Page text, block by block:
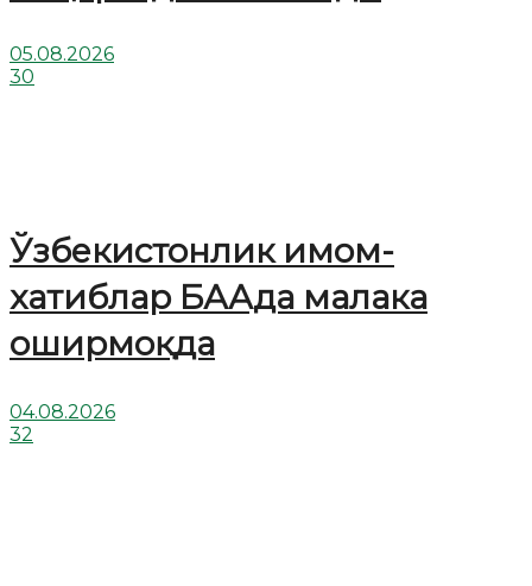
05.08.2026
30
Ўзбекистонлик имом-
хатиблар БААда малака
оширмоқда
04.08.2026
32